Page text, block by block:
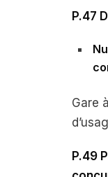
P.47
Gare
P.49